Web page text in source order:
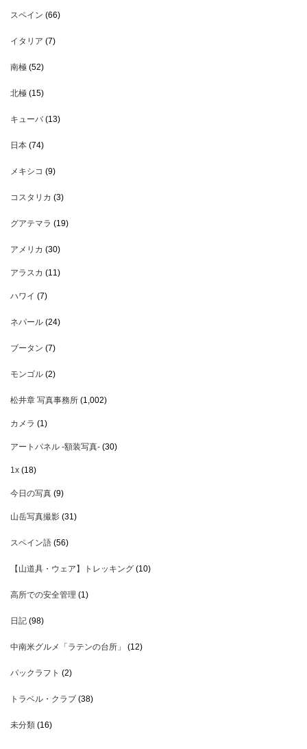
スペイン (66)
イタリア (7)
南極 (52)
北極 (15)
キューバ(13)
日本 (74)
メキシコ (9)
コスタリカ (3)
グアテマラ (19)
アメリカ (30)
アラスカ (11)
ハワイ (7)
ネパール (24)
ブータン (7)
モンゴル (2)
松井章 写真事務所 (1,002)
カメラ (1)
アートパネル -額装写真- (30)
1x (18)
今日の写真 (9)
山岳写真撮影 (31)
スペイン語 (56)
【山道具・ウェア】トレッキング (10)
高所での安全管理 (1)
日記 (98)
中南米グルメ「ラテンの台所」 (12)
パックラフト (2)
トラベル・クラブ (38)
未分類 (16)